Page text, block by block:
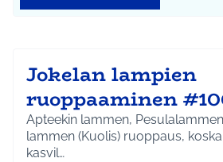
Jokelan lampien
ruoppaaminen
Apteekin lammen,
lammen (Kuolis) ruoppaus,
kasvil…